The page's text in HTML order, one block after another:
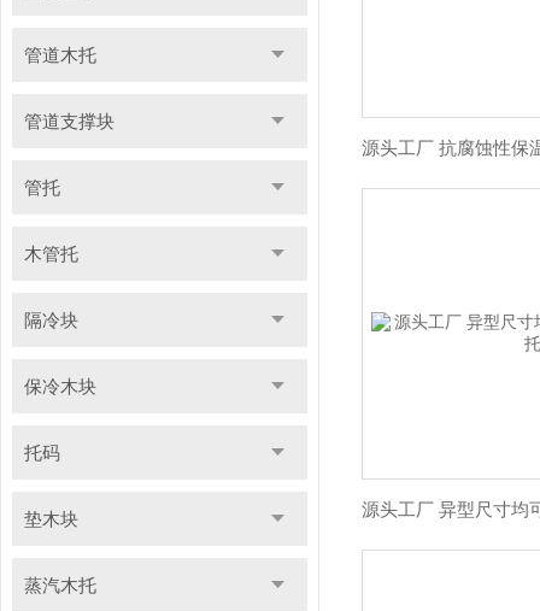
管道木托
管道支撑块
管托
木管托
隔冷块
保冷木块
托码
垫木块
蒸汽木托